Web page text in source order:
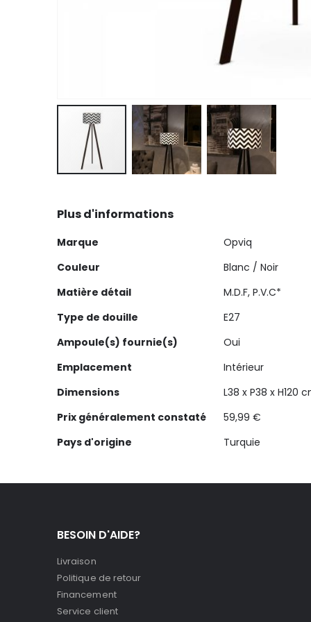
the
of
the
gallery
Plus d'informations
Plus
Marque
Opviq
Couleur
Blanc / Noir
Matière détail
M.D.F, P.V.C*
Type de douille
E27
Ampoule(s) fournie(s)
Oui
Emplacement
Intérieur
Dimensions
L38 x P38 x H120
Prix généralement constaté
59,99 €
Pays d'origine
Turquie
BESOIN D'AIDE?
Livraison
Politique de retour
Financement
Service client